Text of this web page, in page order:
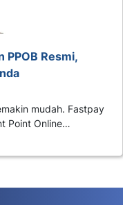
PPOB Resmi,
mudah. Fastpay
Point Online…